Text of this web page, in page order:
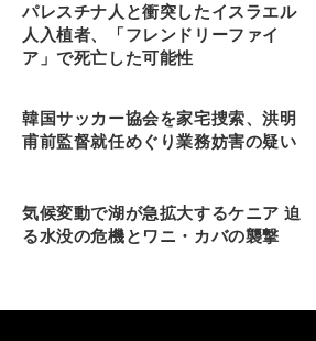
パレスチナ人と衝突したイスラエル
人入植者、「フレンドリーファイ
ア」で死亡した可能性
韓国サッカー協会を家宅捜索、洪明
甫前監督就任めぐり業務妨害の疑い
気候変動で湖が急拡大するケニア 迫
る水没の危機とワニ・カバの襲撃